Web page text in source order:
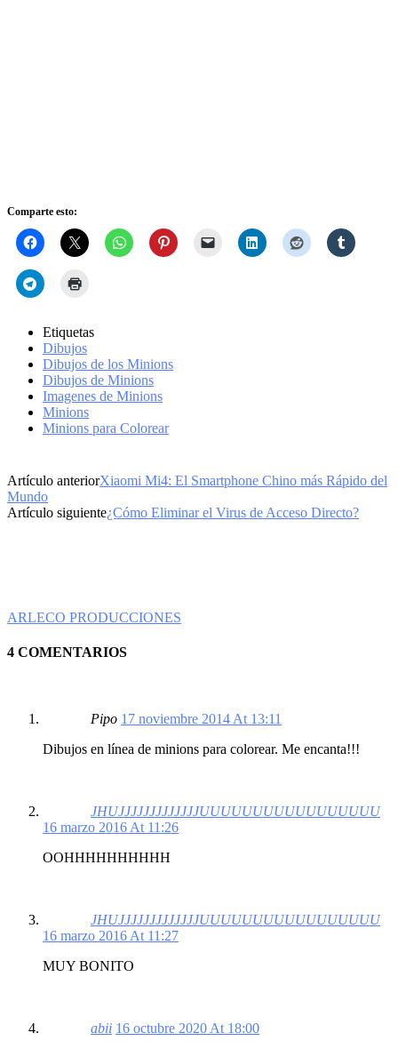
Comparte esto:
Etiquetas
Dibujos
Dibujos de los Minions
Dibujos de Minions
Imagenes de Minions
Minions
Minions para Colorear
Artículo anteriorXiaomi Mi4: El Smartphone Chino más Rápido del
Mundo
Artículo siguiente¿Cómo Eliminar el Virus de Acceso Directo?
ARLECO PRODUCCIONES
4 COMENTARIOS
Pipo 17 noviembre 2014 At 13:11
Dibujos en línea de minions para colorear. Me encanta!!!
JHUJJJJJJJJJJJJJUUUUUUUUUUUUUUUUU
16 marzo 2016 At 11:26
OOHHHHHHHHHH
JHUJJJJJJJJJJJJJUUUUUUUUUUUUUUUUU
16 marzo 2016 At 11:27
MUY BONITO
abii 16 octubre 2020 At 18:00